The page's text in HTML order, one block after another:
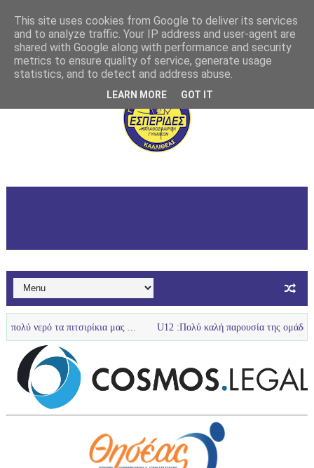
μας ... U12 :Πολύ καλή παρουσία της ομάδας u12 στο
This site uses cookies from Google to deliver its services
and to analyze traffic. Your IP address and user-agent are
shared with Google along with performance and security
metrics to ensure quality of service, generate usage
statistics, and to detect and address abuse.
LEARN MORE GOT IT